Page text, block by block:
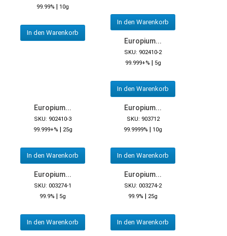
99.99% | 10g
In den Warenkorb
In den Warenkorb
Europium...
SKU: 902410-2
99.999+% | 5g
In den Warenkorb
Europium...
SKU: 902410-3
99.999+% | 25g
In den Warenkorb
Europium...
SKU: 903712
99.9999% | 10g
In den Warenkorb
Europium...
SKU: 003274-1
99.9% | 5g
In den Warenkorb
Europium...
SKU: 003274-2
99.9% | 25g
In den Warenkorb